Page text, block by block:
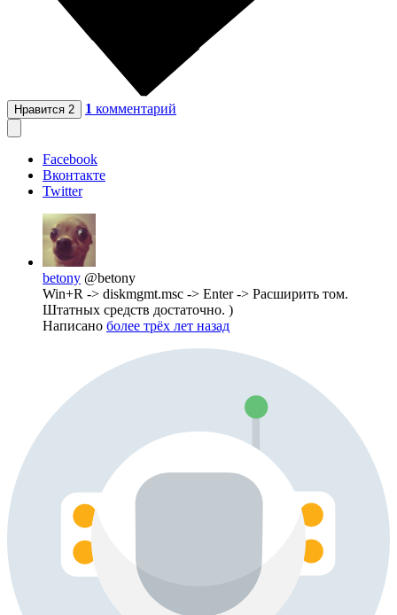
Нравится 2 1 комментарий
Facebook
Вконтакте
Twitter
betony @betony
Win+R -> diskmgmt.msc -> Enter -> Расширить том.
Штатных средств достаточно. )
Написано более трёх лет назад